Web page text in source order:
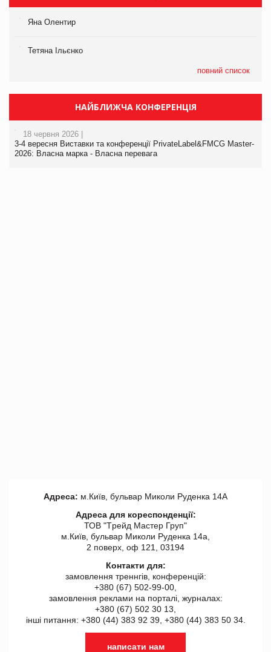
Яна Олентир
Тетяна Ільєнко
повний список
НАЙБЛИЖЧА КОНФЕРЕНЦІЯ
18 червня 2026 |
3-4 вересня Виставки та конференції PrivateLabel&FMCG Master-
2026: Власна марка - Власна перевага
Адреса: м.Київ, бульвар Миколи Руденка 14А
Адреса для кореспонденції:
ТОВ "Tрейд Мастер Груп"
м.Київ, бульвар Миколи Руденка 14а,
2 поверх, оф 121, 03194
Контакти для:
замовлення треннгів, конференцій:
+380 (67) 502-99-00,
замовлення реклами на порталі, журналах:
+380 (67) 502 30 13,
інші питання: +380 (44) 383 92 39, +380 (44) 383 50 34.
написати нам